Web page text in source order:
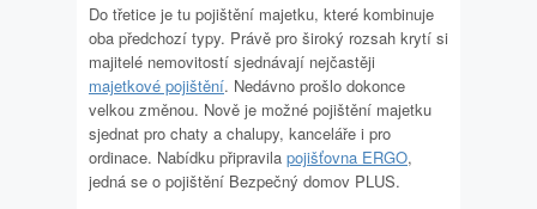
Do třetice je tu pojištění majetku, které kombinuje
oba předchozí typy. Právě pro široký rozsah krytí si
majitelé nemovitostí sjednávají nejčastěji
majetkové pojištění. Nedávno prošlo dokonce
velkou změnou. Nově je možné pojištění majetku
sjednat pro chaty a chalupy, kanceláře i pro
ordinace. Nabídku připravila pojišťovna ERGO,
jedná se o pojištění Bezpečný domov PLUS.